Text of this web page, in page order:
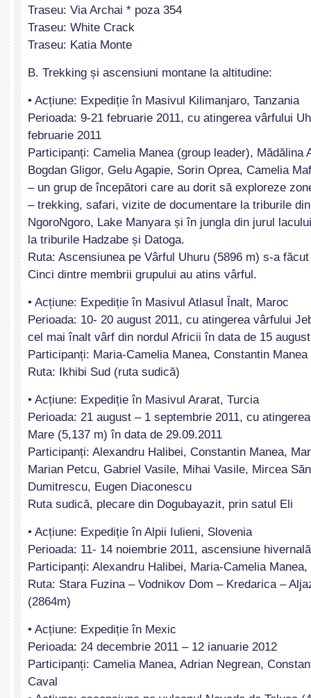
Traseu: Via Archai * poza 354
Traseu: White Crack
Traseu: Katia Monte
B. Trekking și ascensiuni montane la altitudine:
• Acțiune: Expediție în Masivul Kilimanjaro, Tanzania
Perioada: 9-21 februarie 2011, cu atingerea vârfului
februarie 2011
Participanți: Camelia Manea (group leader), Mădălina
Bogdan Gligor, Gelu Agapie, Sorin Oprea, Camelia
– un grup de începători care au dorit să exploreze
– trekking, safari, vizite de documentare la triburile
NgoroNgoro, Lake Manyara și în jungla din jurul
la triburile Hadzabe și Datoga.
Ruta: Ascensiunea pe Vârful Uhuru (5896 m) s-a
Cinci dintre membrii grupului au atins vârful.
• Acțiune: Expediție în Masivul Atlasul Înalt, Maroc
Perioada: 10- 20 august 2011, cu atingerea vârfului
cel mai înalt vârf din nordul Africii în data de 15
Participanți: Maria-Camelia Manea, Constantin Manea
Ruta: Ikhibi Sud (ruta sudică)
• Acțiune: Expediție în Masivul Ararat, Turcia
Perioada: 21 august – 1 septembrie 2011, cu
Mare (5,137 m) în data de 29.09.2011
Participanți: Alexandru Halibei, Constantin Manea,
Marian Petcu, Gabriel Vasile, Mihai Vasile, Mircea
Dumitrescu, Eugen Diaconescu
Ruta sudică, plecare din Dogubayazit, prin satul Eli
• Acțiune: Expediție în Alpii Iulieni, Slovenia
Perioada: 11- 14 noiembrie 2011, ascensiune hivernală
Participanți: Alexandru Halibei, Maria-Camelia
Ruta: Stara Fuzina – Vodnikov Dom – Kredarica –
(2864m)
• Acțiune: Expediție în Mexic
Perioada: 24 decembrie 2011 – 12 ianuarie 2012
Participanți: Camelia Manea, Adrian Negrean,
Caval